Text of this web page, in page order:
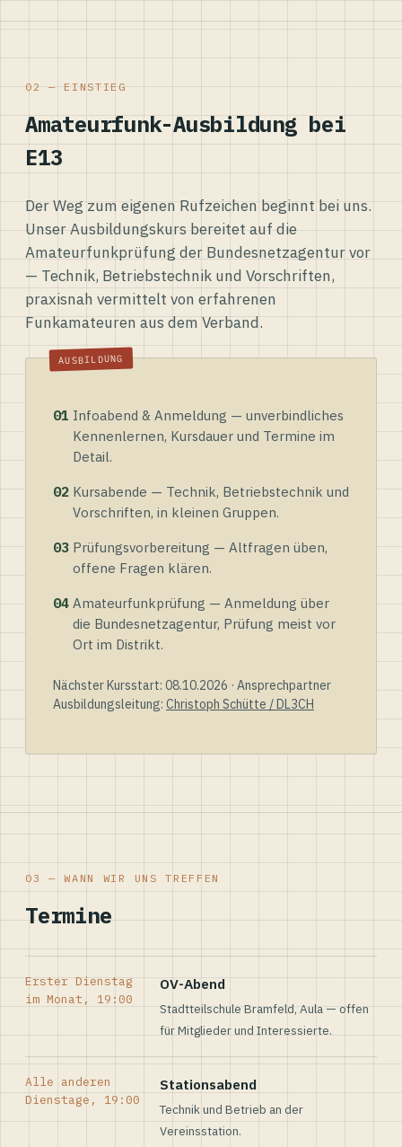
02 — EINSTIEG
Amateurfunk-Ausbildung bei
E13
Der Weg zum eigenen Rufzeichen beginnt bei uns.
Unser Ausbildungskurs bereitet auf die
Amateurfunkprüfung der Bundesnetzagentur vor
— Technik, Betriebstechnik und Vorschriften,
praxisnah vermittelt von erfahrenen
Funkamateuren aus dem Verband.
01 Infoabend & Anmeldung — unverbindliches
Kennenlernen, Kursdauer und Termine im
Detail.
02 Kursabende — Technik, Betriebstechnik und
Vorschriften, in kleinen Gruppen.
03 Prüfungsvorbereitung — Altfragen üben,
offene Fragen klären.
04 Amateurfunkprüfung — Anmeldung über
die Bundesnetzagentur, Prüfung meist vor
Ort im Distrikt.
Nächster Kursstart: 08.10.2026 · Ansprechpartner
Ausbildungsleitung: Christoph Schütte / DL3CH
03 — WANN WIR UNS TREFFEN
Termine
Erster Dienstag
im Monat, 19:00
OV-Abend
Stadtteilschule Bramfeld, Aula — offen
für Mitglieder und Interessierte.
Alle anderen
Dienstage, 19:00
Stationsabend
Technik und Betrieb an der
Vereinsstation.